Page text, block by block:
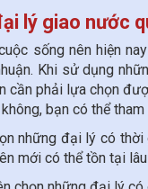
lý giao nước
sống nên hiện
Khi sử dụng
cần phải lựa chọn
bạn có thể
những đại lý có
mới có thể tồn tại